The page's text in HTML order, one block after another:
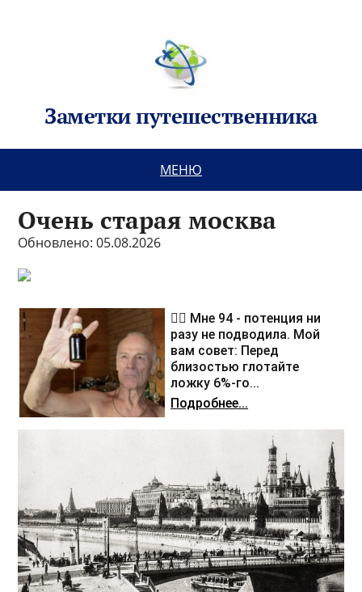
Заметки путешественника
МЕНЮ
Очень старая москва
Обновлено: 05.08.2026
❤️‍🔥 Мне 94 - потенция ни
разу не подводила. Мой
вам совет: Перед
близостью глотайте
ложку 6%-го...
Подробнее...